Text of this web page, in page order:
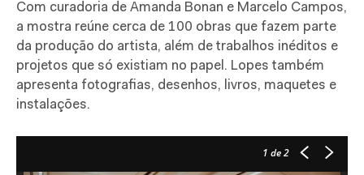
Com curadoria de Amanda Bonan e Marcelo Campos,
a mostra reúne cerca de 100 obras que fazem parte
da produção do artista, além de trabalhos inéditos e
projetos que só existiam no papel. Lopes também
apresenta fotografias, desenhos, livros, maquetes e
instalações.
1 de 2